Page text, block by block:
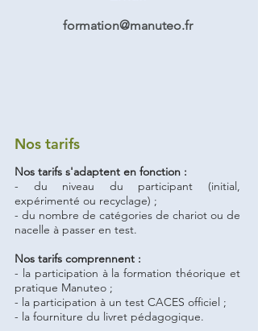
formation@manuteo.fr
Nos tarifs
Nos tarifs s'adaptent en fonction :
- du niveau du participant (initial,
expérimenté ou recyclage) ;
- du nombre de catégories de chariot ou de
nacelle à passer en test.
Nos tarifs comprennent :
- la participation à la formation théorique et
pratique Manuteo ;
- la participation à un test CACES officiel ;
- la fourniture du livret pédagogique.